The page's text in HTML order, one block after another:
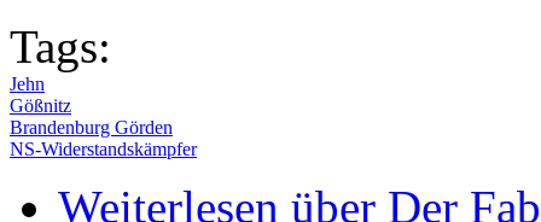
Tags:
Jehn
Gößnitz
Brandenburg Görden
NS-Widerstandskämpfer
Weiterlesen über Der